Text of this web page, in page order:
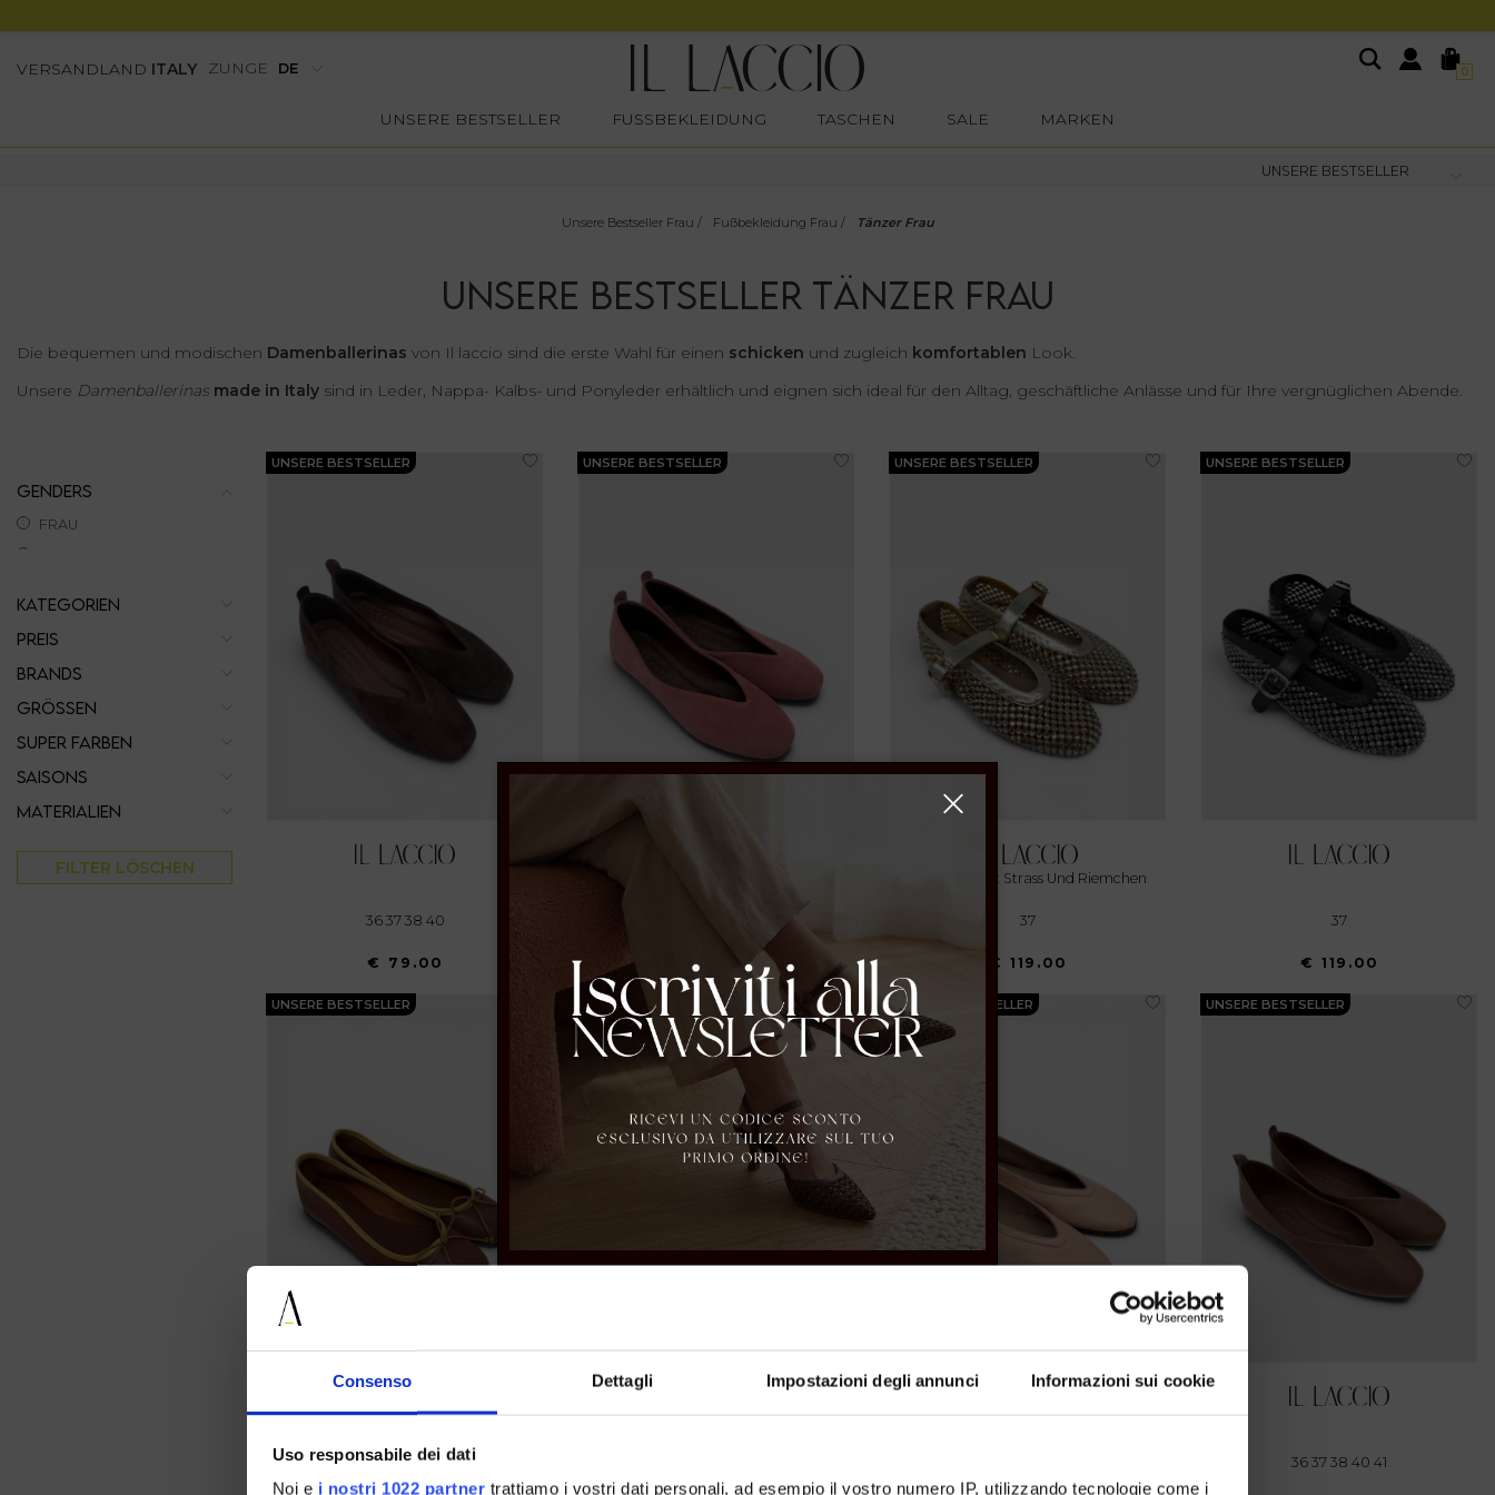
Consenso Dettagli Impostazioni degli annunci Informazioni sui cookie
Uso responsabile dei dati
Noi e i nostri 1022 partner trattiamo i vostri dati personali, ad esempio il vostro numero IP, utilizzando tecnologie come i
VERSANDLAND ITALY ZUNGE 0
UNSERE BESTSELLER FUSSBEKLEIDUNG TASCHEN SALE MARKEN
Unsere Bestseller Frau / Fußbekleidung Frau / Tänzer Frau
UNSERE BESTSELLER TÄNZER FRAU
Die bequemen und modischen Damenballerinas von Il laccio sind die erste Wahl für einen schicken und zugleich komfortablen Look.
Unsere Damenballerinas made in Italy sind in Leder, Nappa- Kalbs- und Ponyleder erhältlich und eignen sich ideal für den Alltag, geschäftliche Anlässe und für Ihre vergnüglichen Abende.
GENDERS
FRAU
KATEGORIEN
PREIS
BRANDS
GRÖSSEN
SUPER FARBEN
SAISONS
MATERIALIEN
FILTER LÖSCHEN
UNSERE BESTSELLER
36 37 38 40
€ 79.00
UNSERE BESTSELLER
€ 79.00
UNSERE BESTSELLER
Ballerinas Mit Strass Und Riemchen
37
€ 119.00
UNSERE BESTSELLER
37
€ 119.00
UNSERE BESTSELLER
36 37 39 40
UNSERE BESTSELLER UNSERE BESTSELLER UNSERE BESTSELLER
36 37 38 40 41